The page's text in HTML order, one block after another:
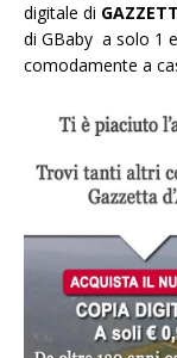
digitale di
di GBaby a solo 1
comodamente a